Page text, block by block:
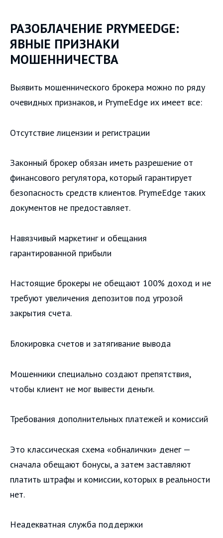
РАЗОБЛАЧЕНИЕ PRYMEEDGE:
ЯВНЫЕ ПРИЗНАКИ
МОШЕННИЧЕСТВА
Выявить мошеннического брокера можно по ряду
очевидных признаков, и PrymeEdge их имеет все:
Отсутствие лицензии и регистрации
Законный брокер обязан иметь разрешение от
финансового регулятора, который гарантирует
безопасность средств клиентов. PrymeEdge таких
документов не предоставляет.
Навязчивый маркетинг и обещания
гарантированной прибыли
Настоящие брокеры не обещают 100% доход и не
требуют увеличения депозитов под угрозой
закрытия счета.
Блокировка счетов и затягивание вывода
Мошенники специально создают препятствия,
чтобы клиент не мог вывести деньги.
Требования дополнительных платежей и комиссий
Это классическая схема «обналички» денег —
сначала обещают бонусы, а затем заставляют
платить штрафы и комиссии, которых в реальности
нет.
Неадекватная служба поддержки